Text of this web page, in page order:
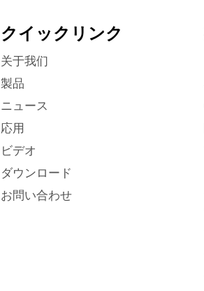
クイックリンク
关于我们
製品
ニュース
応用
ビデオ
ダウンロード
お問い合わせ